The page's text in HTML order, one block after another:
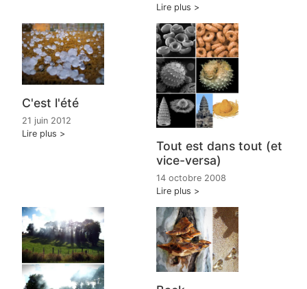
Lire plus
C'est l'été
21 juin 2012
Lire plus
Tout est dans tout (et
vice-versa)
14 octobre 2008
Lire plus